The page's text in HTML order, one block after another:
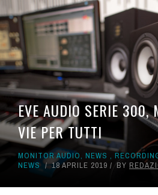
EVE AUDIO SERIE 300,
VIE PER TUTTI
MONITOR AUDIO, NEWS ,
NEWS
18 APRILE 2019 BY